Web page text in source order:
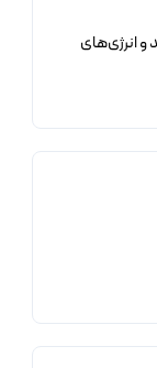
و انرژی‌های